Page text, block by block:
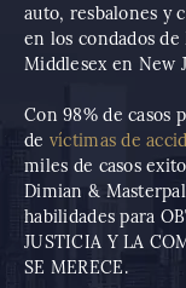
auto, resbalones y
en los condados
Middlesex en New
Con 98% de casos
de víctimas de
miles de casos
Dimian &
habilidades para
JUSTICIA Y LA
SE MERECE.